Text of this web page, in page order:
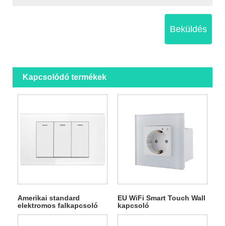
Beküldés
Kapcsolódó termékek
Amerikai standard
elektromos falkapcsoló
EU WiFi Smart Touch Wall
kapcsoló